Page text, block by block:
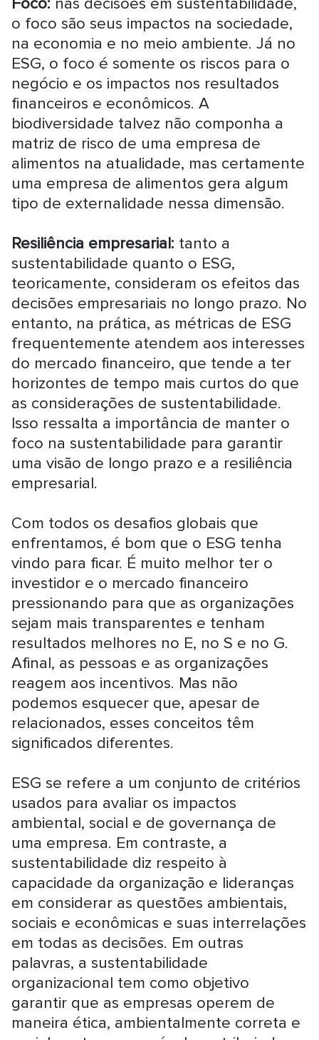
o foco são seus impactos na sociedade,
na economia e no meio ambiente. Já no
ESG, o foco é somente os riscos para o
negócio e os impactos nos resultados
financeiros e econômicos. A
biodiversidade talvez não componha a
matriz de risco de uma empresa de
alimentos na atualidade, mas certamente
uma empresa de alimentos gera algum
tipo de externalidade nessa dimensão.
Resiliência empresarial: tanto a
sustentabilidade quanto o ESG,
teoricamente, consideram os efeitos das
decisões empresariais no longo prazo. No
entanto, na prática, as métricas de ESG
frequentemente atendem aos interesses
do mercado financeiro, que tende a ter
horizontes de tempo mais curtos do que
as considerações de sustentabilidade.
Isso ressalta a importância de manter o
foco na sustentabilidade para garantir
uma visão de longo prazo e a resiliência
empresarial.
Com todos os desafios globais que
enfrentamos, é bom que o ESG tenha
vindo para ficar. É muito melhor ter o
investidor e o mercado financeiro
pressionando para que as organizações
sejam mais transparentes e tenham
resultados melhores no E, no S e no G.
Afinal, as pessoas e as organizações
reagem aos incentivos. Mas não
podemos esquecer que, apesar de
relacionados, esses conceitos têm
significados diferentes.
ESG se refere a um conjunto de critérios
usados para avaliar os impactos
ambiental, social e de governança de
uma empresa. Em contraste, a
sustentabilidade diz respeito à
capacidade da organização e lideranças
em considerar as questões ambientais,
sociais e econômicas e suas interrelações
em todas as decisões. Em outras
palavras, a sustentabilidade
organizacional tem como objetivo
garantir que as empresas operem de
maneira ética, ambientalmente correta e